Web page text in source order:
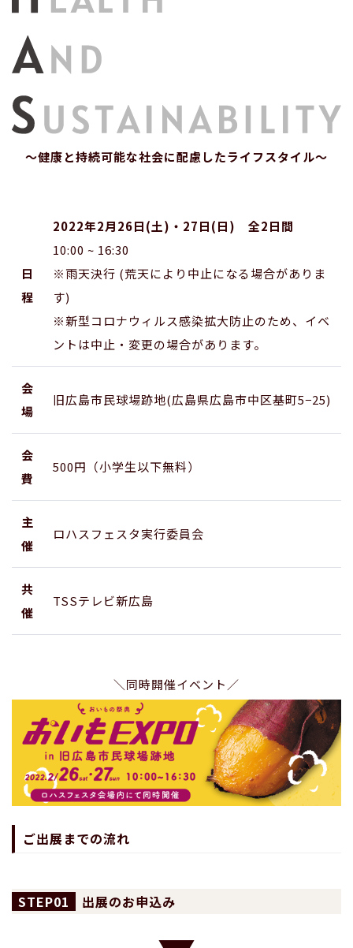
～健康と持続可能な社会に配慮したライフスタイル～
日
程
2022年2月26日(土)・27日(日) 全2日間
10:00 ~ 16:30
※雨天決行 (荒天により中止になる場合がありま
す)
※新型コロナウィルス感染拡大防止のため、イベ
ントは中止・変更の場合があります。
会
場
旧広島市民球場跡地(広島県広島市中区基町5−25)
会
費
500円（小学生以下無料）
主
催
ロハスフェスタ実行委員会
共
催
TSSテレビ新広島
＼同時開催イベント／
ご出展までの流れ
01 出展のお申込み